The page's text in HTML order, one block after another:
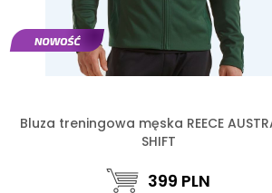
Bluza treningowa męska REECE
SHIFT
399 PLN